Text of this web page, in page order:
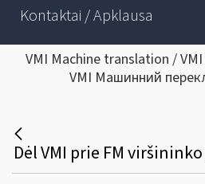
Kontaktai / Apklausa
VMI Machine translation /
VMI Машинний